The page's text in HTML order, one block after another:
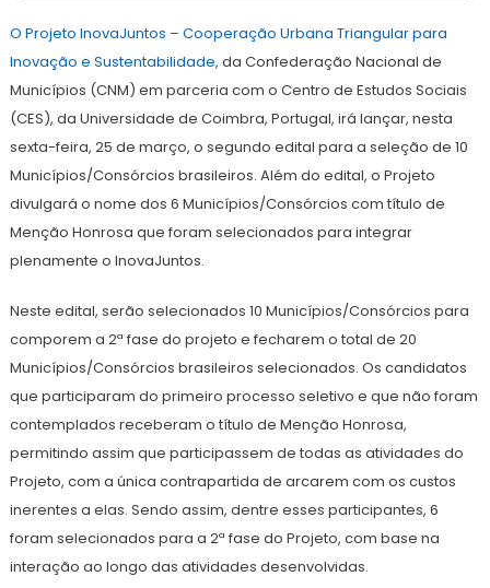
março
de
2022
O Projeto InovaJuntos – Cooperação Urbana Triangular para
Inovação e Sustentabilidade, da Confederação Nacional de
Municípios (CNM) em parceria com o Centro de Estudos Sociais
(CES), da Universidade de Coimbra, Portugal, irá lançar, nesta
sexta-feira, 25 de março, o segundo edital para a seleção de 10
Municípios/Consórcios brasileiros. Além do edital, o Projeto
divulgará o nome dos 6 Municípios/Consórcios com título de
Menção Honrosa que foram selecionados para integrar
plenamente o InovaJuntos.
Neste edital, serão selecionados 10 Municípios/Consórcios para
comporem a 2ª fase do projeto e fecharem o total de 20
Municípios/Consórcios brasileiros selecionados. Os candidatos
que participaram do primeiro processo seletivo e que não foram
contemplados receberam o título de Menção Honrosa,
permitindo assim que participassem de todas as atividades do
Projeto, com a única contrapartida de arcarem com os custos
inerentes a elas. Sendo assim, dentre esses participantes, 6
foram selecionados para a 2ª fase do Projeto, com base na
interação ao longo das atividades desenvolvidas.